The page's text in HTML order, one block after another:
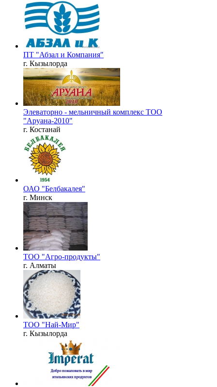
ПТ "Абзал и Компания"
г. Кызылорда
Элеваторно - мельничный комплекс ТОО
"Аруана-2010"
г. Костанай
ОАО "Белбакалея"
г. Минск
ТОО "Агро-продукты"
г. Алматы
ТОО "Най-Мир"
г. Кызылорда